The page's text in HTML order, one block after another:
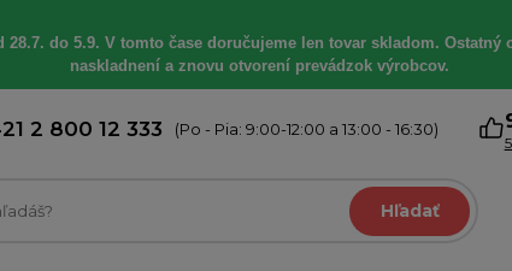
do 5.9. V tomto čase doručujeme len tovar skladom.
naskladnení a znovu otvorení prevádzok výrobcov.
2 800 12 333 (Po - Pia: 9:00-12:00 a 13:00 - 16:30)
Hľadať